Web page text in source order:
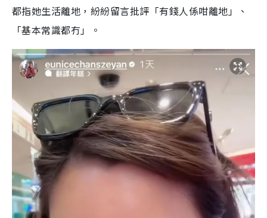
都指她生活離地，紛紛留言批評「有錢人係咁離地」、
「基本常識都冇」。